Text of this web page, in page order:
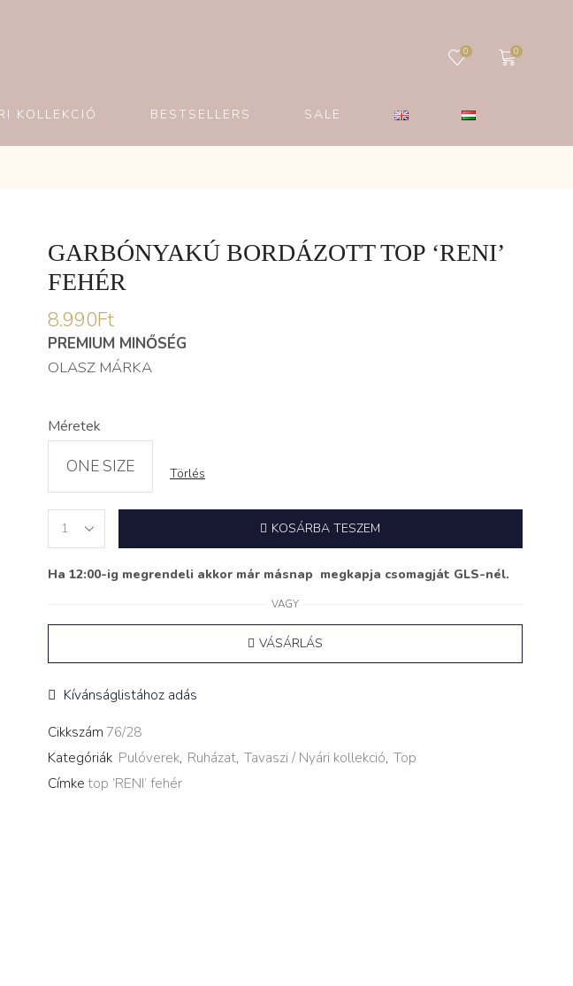
0 0
KOLLEKCIÓ BESTSELLERS SALE
GARBÓNYAKÚ BORDÁZOTT TOP ‘RENI’
FEHÉR
8.990Ft
PREMIUM MINŐSÉG
OLASZ MÁRKA
Méretek
ONE SIZE Törlés
KOSÁRBA TESZEM
Ha 12:00-ig megrendeli akkor már másnap megkapja csomagját GLS-nél.
VAGY
VÁSÁRLÁS
Kívánságlistához adás
Cikkszám 76/28
Kategóriák Pulóverek, Ruházat, Tavaszi / Nyári kollekció, Top
Címketop ‘RENI’ fehér